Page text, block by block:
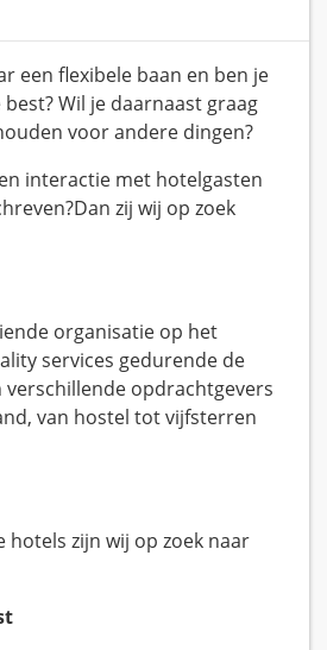
een flexibele baan en ben je
Wil je daarnaast graag
voor andere dingen?
interactie met hotelgasten
zij wij op zoek
organisatie op het
services gedurende de
verschillende opdrachtgevers
van hostel tot vijfsterren
hotels zijn wij op zoek naar